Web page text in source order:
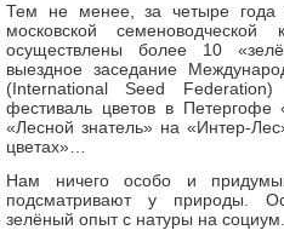
Тем не менее, за четыре
московской
осуществлены более 10
выездное заседание
(International Seed
фестиваль цветов в
«Лесной знатель» на «Интер-
цветах»…
Нам ничего особо и
подсматривают у природы.
зелёный опыт с натуры на социум.